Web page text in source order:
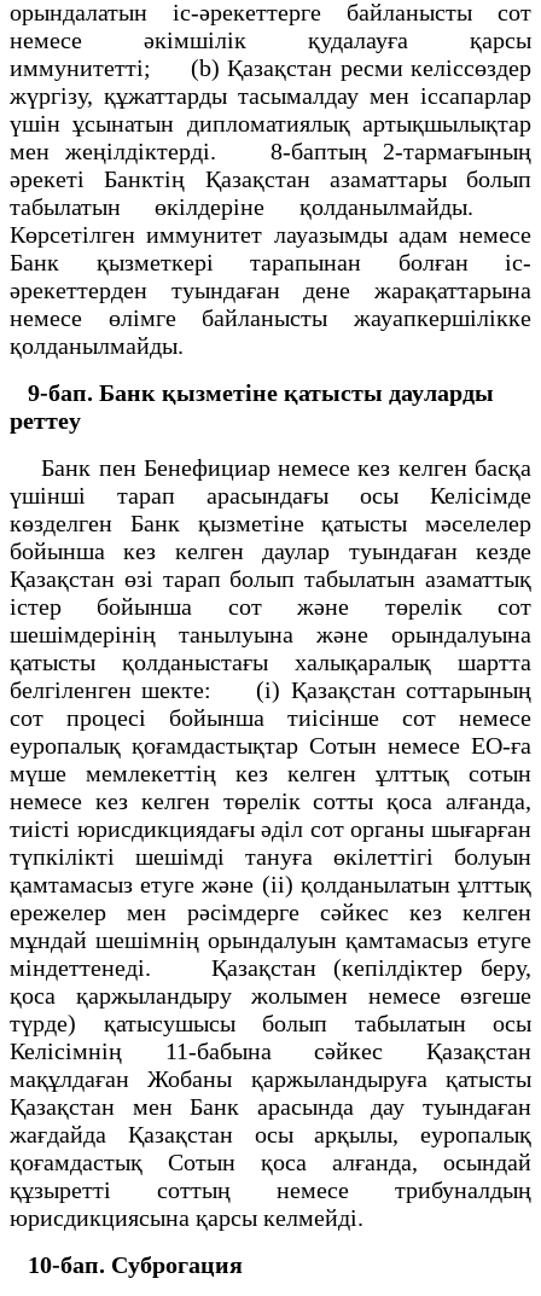
орындалатын іс-әрекеттерге байланысты сот
немесе әкімшілік қудалауға қарсы
иммунитетті; (b) Қазақстан ресми келіссөздер
жүргізу, құжаттарды тасымалдау мен іссапарлар
үшін ұсынатын дипломатиялық артықшылықтар
мен жеңілдіктерді. 8-баптың 2-тармағының
әрекеті Банктің Қазақстан азаматтары болып
табылатын өкілдеріне қолданылмайды.
Көрсетілген иммунитет лауазымды адам немесе
Банк қызметкері тарапынан болған іс-
әрекеттерден туындаған дене жарақаттарына
немесе өлімге байланысты жауапкершілікке
қолданылмайды.
9-бап. Банк қызметіне қатысты дауларды
реттеу
Банк пен Бенефициар немесе кез келген басқа
үшінші тарап арасындағы осы Келісімде
көзделген Банк қызметіне қатысты мәселелер
бойынша кез келген даулар туындаған кезде
Қазақстан өзі тарап болып табылатын азаматтық
істер бойынша сот және төрелік сот
шешімдерінің танылуына және орындалуына
қатысты қолданыстағы халықаралық шартта
белгіленген шекте: (і) Қазақстан соттарының
сот процесі бойынша тиісінше сот немесе
еуропалық қоғамдастықтар Сотын немесе ЕО-ға
мүше мемлекеттің кез келген ұлттық сотын
немесе кез келген төрелік сотты қоса алғанда,
тиісті юрисдикциядағы әділ сот органы шығарған
түпкілікті шешімді тануға өкілеттігі болуын
қамтамасыз етуге және (іі) қолданылатын ұлттық
ережелер мен рәсімдерге сәйкес кез келген
мұндай шешімнің орындалуын қамтамасыз етуге
міндеттенеді. Қазақстан (кепілдіктер беру,
қоса қаржыландыру жолымен немесе өзгеше
түрде) қатысушысы болып табылатын осы
Келісімнің 11-бабына сәйкес Қазақстан
мақұлдаған Жобаны қаржыландыруға қатысты
Қазақстан мен Банк арасында дау туындаған
жағдайда Қазақстан осы арқылы, еуропалық
қоғамдастық Сотын қоса алғанда, осындай
құзыретті соттың немесе трибуналдың
юрисдикциясына қарсы келмейді.
10-бап. Суброгация